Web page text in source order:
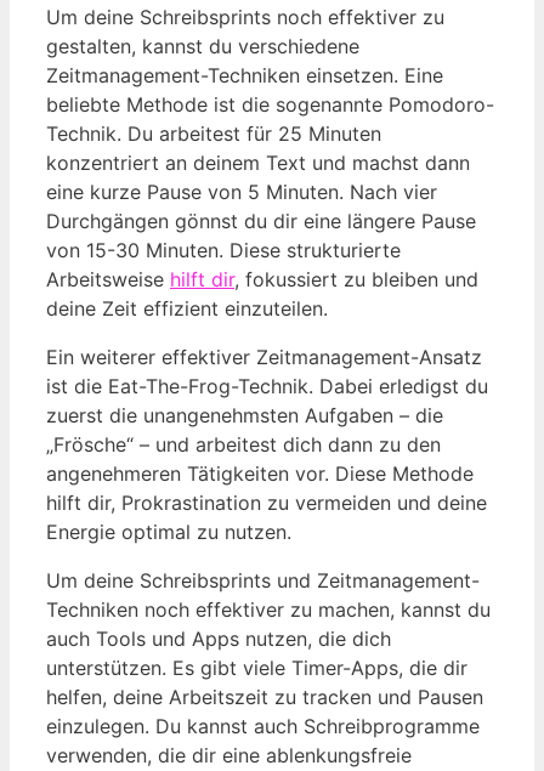
Um deine Schreibsprints noch effektiver⁢ zu
gestalten, kannst du ‍verschiedene
Zeitmanagement-Techniken einsetzen. Eine
⁢beliebte Methode ist die sogenannte Pomodoro-
Technik. Du arbeitest ⁤für 25 Minuten
konzentriert an deinem Text und⁤ machst dann
eine kurze⁤ Pause von 5⁣ Minuten. Nach vier
Durchgängen gönnst du⁢ dir ⁤eine längere Pause
von ​15-30 Minuten. ⁤Diese strukturierte
⁤Arbeitsweise hilft dir, ⁤fokussiert zu bleiben ‍und
deine Zeit effizient einzuteilen.
Ein weiterer effektiver Zeitmanagement-Ansatz
ist die Eat-The-Frog-Technik. Dabei ‌erledigst du
zuerst die unangenehmsten Aufgaben ⁢– die
„Frösche“⁤ – und arbeitest ⁣dich dann ⁢zu den
angenehmeren Tätigkeiten vor. Diese Methode
hilft ⁣dir, Prokrastination zu vermeiden und deine
Energie optimal zu nutzen.
Um deine Schreibsprints und Zeitmanagement-
Techniken ⁢noch effektiver zu machen, kannst ​du
auch⁣ Tools⁣ und Apps nutzen, ‍die dich
unterstützen. Es gibt viele‍ Timer-Apps, die dir
helfen, deine Arbeitszeit zu​ tracken und Pausen
einzulegen. Du kannst auch Schreibprogramme
verwenden, die dir eine ablenkungsfreie⁤